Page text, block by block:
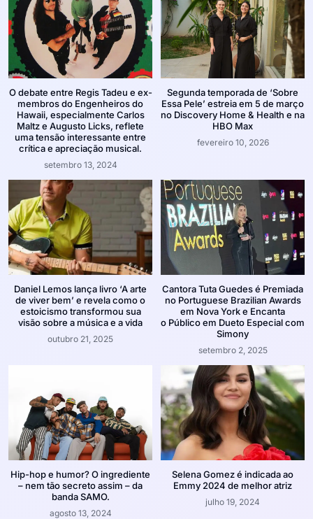
O debate entre Regis Tadeu e ex-
membros do Engenheiros do
Hawaii, especialmente Carlos
Maltz e Augusto Licks, reflete
uma tensão interessante entre
crítica e apreciação musical.
setembro 13, 2024
Segunda temporada de ‘Sobre
Essa Pele’ estreia em 5 de março
no Discovery Home & Health e na
HBO Max
fevereiro 10, 2026
Daniel Lemos lança livro ‘A arte
de viver bem’ e revela como o
estoicismo transformou sua
visão sobre a música e a vida
outubro 21, 2025
Cantora Tuta Guedes é Premiada
no Portuguese Brazilian Awards
em Nova York e Encanta
o Público em Dueto Especial com
Simony
setembro 2, 2025
Hip-hop e humor? O ingrediente
– nem tão secreto assim – da
banda SAMO.
agosto 13, 2024
Selena Gomez é indicada ao
Emmy 2024 de melhor atriz
julho 19, 2024